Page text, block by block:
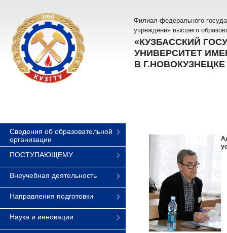
Филиал федерального
учреждения высшего
«КУЗБАССКИЙ
УНИВЕРСИТЕТ
В Г.НОВОКУЗНЕЦКЕ
Сведения об образовательной
организации
ПОСТУПАЮЩЕМУ
Внеучебная деятельность
Направления подготовки
Наука и инновации